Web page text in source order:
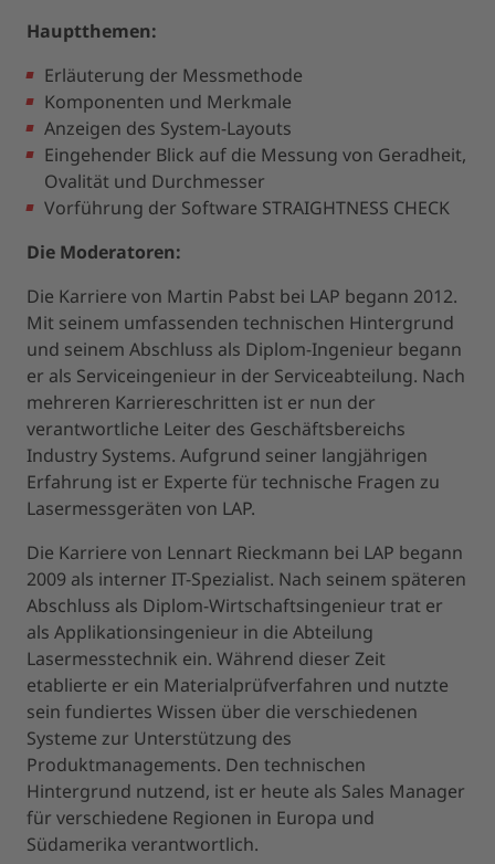
Hauptthemen:
Erläuterung der Messmethode
Komponenten und Merkmale
Anzeigen des System-Layouts
Eingehender Blick auf die Messung von Geradheit,
Ovalität und Durchmesser
Vorführung der Software STRAIGHTNESS CHECK
Die Moderatoren:
Die Karriere von Martin Pabst bei LAP begann 2012.
Mit seinem umfassenden technischen Hintergrund
und seinem Abschluss als Diplom-Ingenieur begann
er als Serviceingenieur in der Serviceabteilung. Nach
mehreren Karriereschritten ist er nun der
verantwortliche Leiter des Geschäftsbereichs
Industry Systems. Aufgrund seiner langjährigen
Erfahrung ist er Experte für technische Fragen zu
Lasermessgeräten von LAP.
Die Karriere von Lennart Rieckmann bei LAP begann
2009 als interner IT-Spezialist. Nach seinem späteren
Abschluss als Diplom-Wirtschaftsingenieur trat er
als Applikationsingenieur in die Abteilung
Lasermesstechnik ein. Während dieser Zeit
etablierte er ein Materialprüfverfahren und nutzte
sein fundiertes Wissen über die verschiedenen
Systeme zur Unterstützung des
Produktmanagements. Den technischen
Hintergrund nutzend, ist er heute als Sales Manager
für verschiedene Regionen in Europa und
Südamerika verantwortlich.